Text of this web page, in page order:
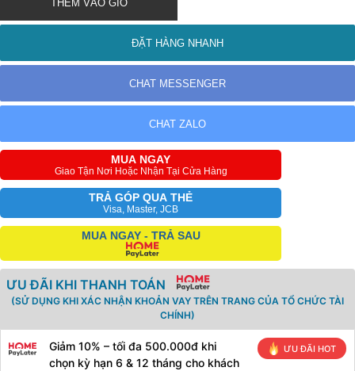
THÊM VÀO GIỎ
ĐẶT HÀNG NHANH
CHAT MESSENGER
CHAT ZALO
MUA NGAY
Giao Tận Nơi Hoặc Nhận Tại Cửa Hàng
TRẢ GÓP QUA THẺ
Visa, Master, JCB
MUA NGAY - TRẢ SAU
ƯU ĐÃI KHI THANH TOÁN
(SỬ DỤNG KHI XÁC NHẬN KHOẢN VAY TRÊN TRANG CỦA TỔ CHỨC TÀI
CHÍNH)
Giảm 10% – tối đa 500.000đ khi
chọn kỳ hạn 6 & 12 tháng cho khách
ƯU ĐÃI HOT